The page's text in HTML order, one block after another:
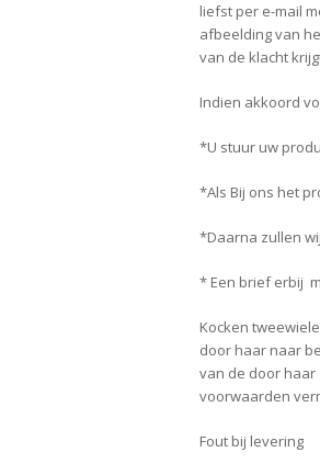
liefst per e-mail
afbeelding van
van de klacht
Indien akkoord
*U stuur uw
*Als Bij ons het
*Daarna zullen
* Een brief erbij
Kocken
door haar naar
van de door haar
voorwaarden
Fout bij levering